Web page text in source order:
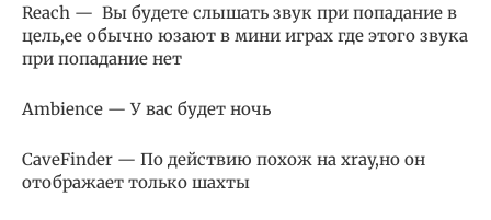
Reach — Вы будете слышать звук при попадание в
цель,ее обычно юзают в мини играх где этого звука
при попадание нет
Ambience — У вас будет ночь
CaveFinder — По действию похож на xray,но он
отображает только шахты